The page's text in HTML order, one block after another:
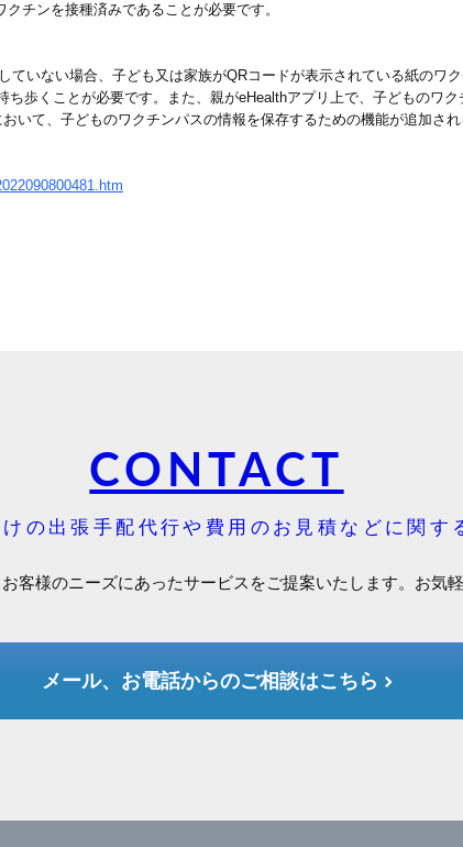
チンを接種済みであることが必要です。
いない場合、子ども又は家族がQRコードが表示されている紙のワク
歩くことが必要です。また、親がeHealthアプリ上で、子どものワク
いて、子どものワクチンパスの情報を保存するための機能が追加され
CONTACT
の出張手配代行や費用のお見積などに関す
客様のニーズにあったサービスをご提案いたします。お気
メール、お電話からのご相談はこちら